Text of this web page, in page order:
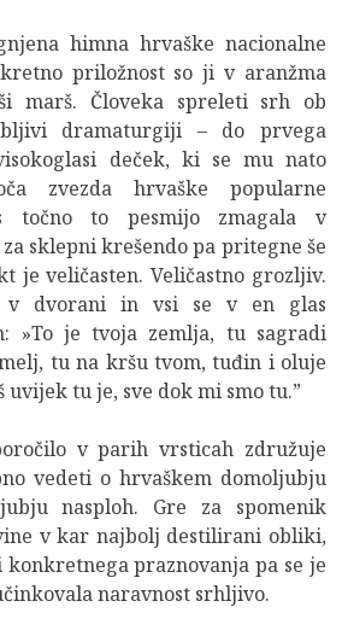
himna hrvaške nacionalne
priložnost so ji v aranžma
marš. Človeka spreleti srh ob
dramaturgiji – do prvega
deček, ki se mu nato
zvezda hrvaške popularne
to pesmijo zmagala v
sklepni krešendo pa pritegne še
je veličasten. Veličastno grozljiv.
v dvorani in vsi se v en glas
»To je tvoja zemlja, tu sagradi
tu na kršu tvom, tuđin i oluje
uvijek tu je, sve dok mi smo tu.”
v parih vrsticah združuje
vedeti o hrvaškem domoljubju
nasploh. Gre za spomenik
v kar najbolj destilirani obliki,
praznovanja pa se je
naravnost srhljivo.